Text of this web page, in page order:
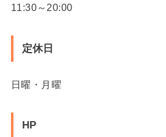
11:30～20:00
定休日
日曜・月曜
HP